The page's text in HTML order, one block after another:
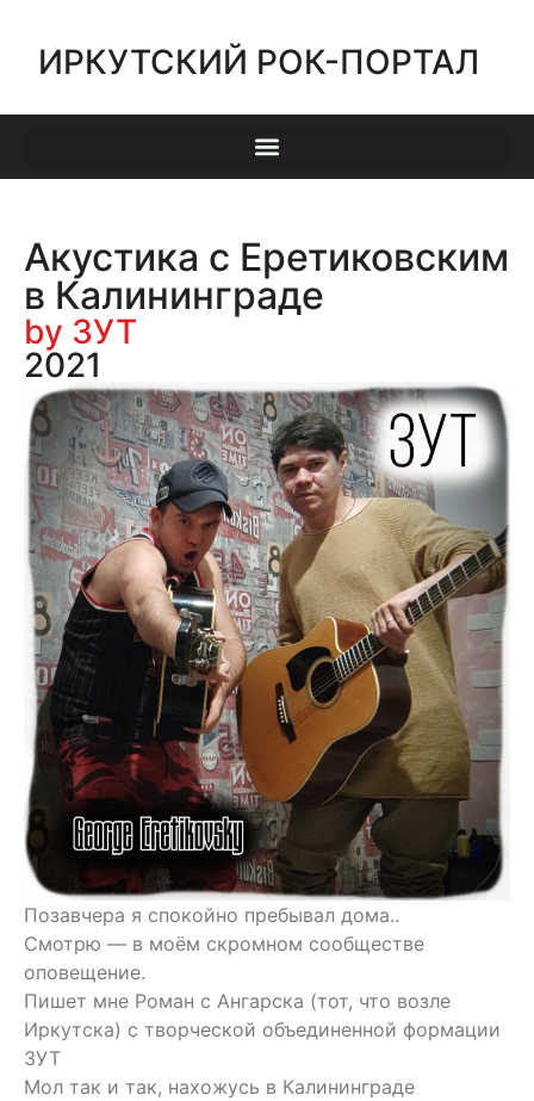
ИРКУТСКИЙ РОК-ПОРТАЛ
Акустика с Еретиковским
в Калининграде
by ЗУТ
2021
Позавчера я спокойно пребывал дома..
Смотрю — в моëм скромном сообществе
оповещение.
Пишет мне Роман с Ангарска (тот, что возле
Иркутска) с творческой объединенной формации
ЗУТ
Мол так и так, нахожусь в Калининграде